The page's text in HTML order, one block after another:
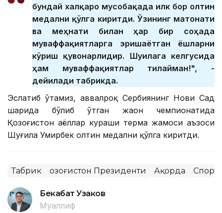
бундай халқаро мусобақада илк бор олтин
медални қўлга киритди. Ўзининг матонати
ва меҳнати билан ҳар бир соҳада
муваффақиятларга эришаётган ёшларни
кўриш қувонарлидир. Шуғилага келгусида
ҳам муваффақиятлар тилайман!", -
дейилади табрикда.
Эслатиб ўтамиз, аввалроқ Сербиянинг Нови Сад
шаҳрида бўлиб ўтган жаҳон чемпионатида
Қозоғистон аёллар кураши терма жамоси аъзоси
Шуғила Умирбек олтин медални қўлга киритди.
Табрик Қозоғистон Президенти Ақорда Спорт
Бекабат Узаков
Муаллиф